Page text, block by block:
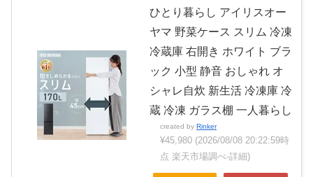
ひとり暮らし アイリスオー
ヤマ 野菜ケース スリム 冷凍
冷蔵庫 右開き ホワイト ブラ
ック 小型 静音 おしゃれ オ
シャレ自炊 新生活 冷凍庫 冷
蔵 冷凍 ガラス棚 一人暮らし
created by Rinker
¥45,980 (2026/08/08 20:22:59時
点 楽天市場調べ-詳細)